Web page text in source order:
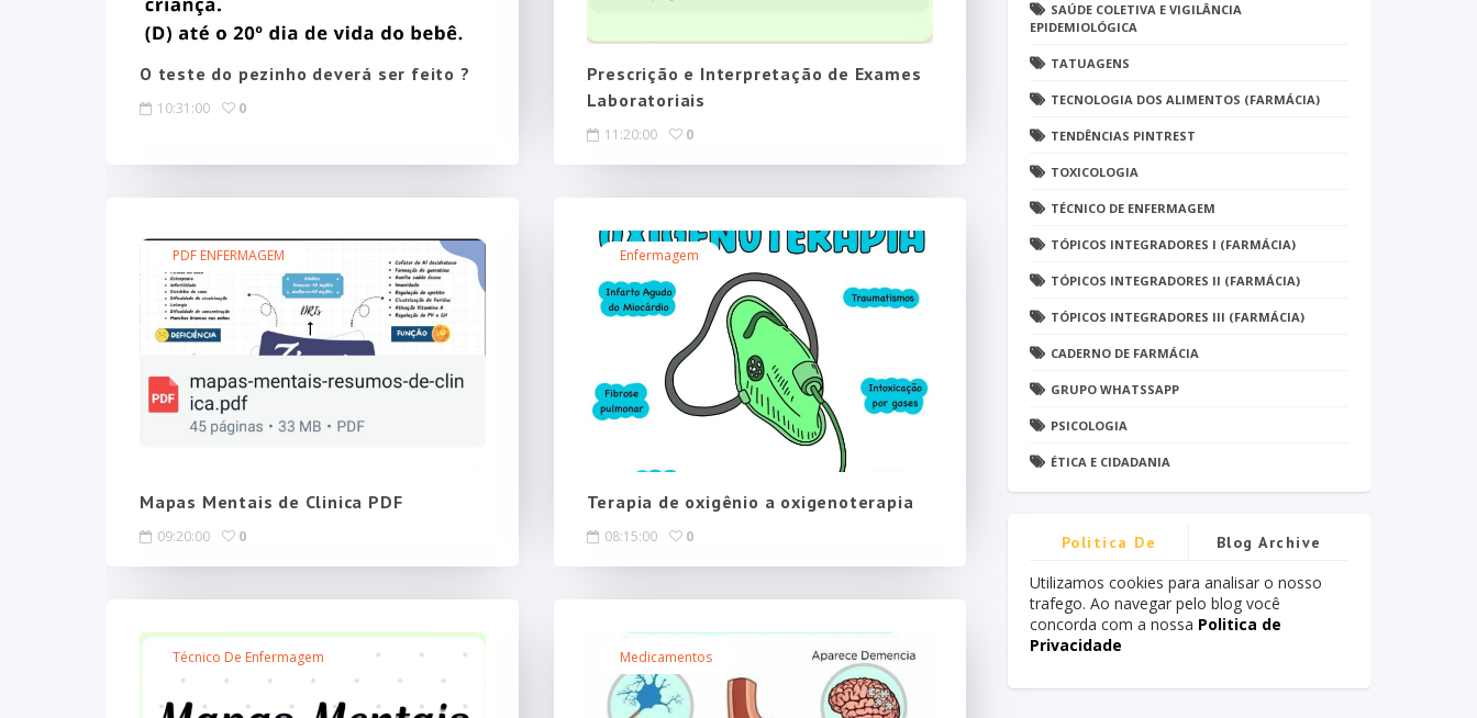
O teste do pezinho deverá ser feito ?
10:31:00 0
Prescrição e Interpretação de Exames
Laboratoriais
11:20:00 0
PDF ENFERMAGEM
Mapas Mentais de Clinica PDF
09:20:00 0
Enfermagem
Terapia de oxigênio a oxigenoterapia
08:15:00 0
Técnico De Enfermagem Medicamentos
SAÚDE COLETIVA E VIGILÂNCIA
EPIDEMIOLÓGICA
TATUAGENS
TECNOLOGIA DOS ALIMENTOS (FARMÁCIA)
TENDÊNCIAS PINTREST
TOXICOLOGIA
TÉCNICO DE ENFERMAGEM
TÓPICOS INTEGRADORES I (FARMÁCIA)
TÓPICOS INTEGRADORES II (FARMÁCIA)
TÓPICOS INTEGRADORES III (FARMÁCIA)
CADERNO DE FARMÁCIA
GRUPO WHATSSAPP
PSICOLOGIA
ÉTICA E CIDADANIA
Politica De
Privacidade
Blog Archive
Utilizamos cookies para analisar o nosso
trafego. Ao navegar pelo blog você
concorda com a nossa Politica de
Privacidade